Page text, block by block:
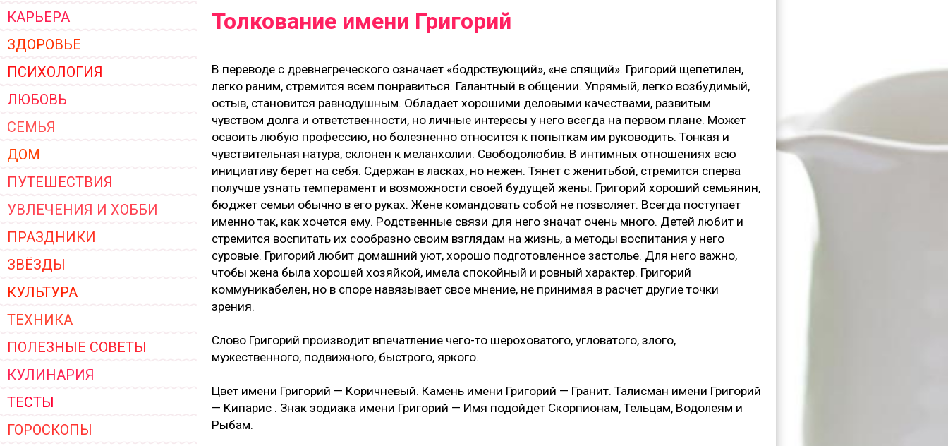
ГЛАВНЫЕ ТРЕНДЫ ВЕРХНЕЙ
ЖЕНСКОЙ ОДЕЖДЫ 2026
КАРЬЕРА
ЗДОРОВЬЕ
ПСИХОЛОГИЯ
ЛЮБОВЬ
СЕМЬЯ
ДОМ
ПУТЕШЕСТВИЯ
УВЛЕЧЕНИЯ И ХОББИ
ПРАЗДНИКИ
ЗВЁЗДЫ
КУЛЬТУРА
ТЕХНИКА
ПОЛЕЗНЫЕ СОВЕТЫ
КУЛИНАРИЯ
ТЕСТЫ
ГОРОСКОПЫ
Толкование имени Григорий
В переводе с древнегреческого означает «бодрствующий», «не спящий». Григорий щепетилен,
легко раним, стремится всем понравиться. Галантный в общении. Упрямый, легко возбудимый,
остыв, становится равнодушным. Обладает хорошими деловыми качествами, развитым
чувством долга и ответственности, но личные интересы у него всегда на первом плане. Может
освоить любую профессию, но болезненно относится к попыткам им руководить. Тонкая и
чувствительная натура, склонен к меланхолии. Свободолюбив. В интимных отношениях всю
инициативу берет на себя. Сдержан в ласках, но нежен. Тянет с женитьбой, стремится сперва
получше узнать темперамент и возможности своей будущей жены. Григорий хороший семьянин,
бюджет семьи обычно в его руках. Жене командовать собой не позволяет. Всегда поступает
именно так, как хочется ему. Родственные связи для него значат очень много. Детей любит и
стремится воспитать их сообразно своим взглядам на жизнь, а методы воспитания у него
суровые. Григорий любит домашний уют, хорошо подготовленное застолье. Для него важно,
чтобы жена была хорошей хозяйкой, имела спокойный и ровный характер. Григорий
коммуникабелен, но в споре навязывает свое мнение, не принимая в расчет другие точки
зрения.
Слово Григорий производит впечатление чего-то шероховатого, угловатого, злого,
мужественного, подвижного, быстрого, яркого.
Цвет имени Григорий — Коричневый. Камень имени Григорий — Гранит. Талисман имени Григорий
— Кипарис . Знак зодиака имени Григорий — Имя подойдет Скорпионам, Тельцам, Водолеям и
Рыбам.